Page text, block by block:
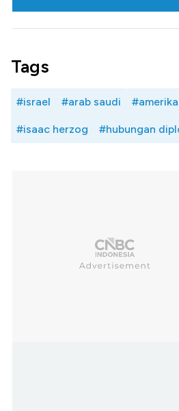
Tags
#israel #arab saudi
#isaac herzog #hubungan